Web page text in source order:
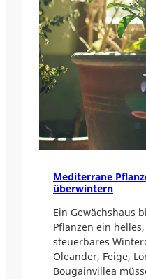
Mediterrane
überwintern
Ein Gewächshaus
Pflanzen ein
steuerbares
Oleander, Feige,
Bougainvillea